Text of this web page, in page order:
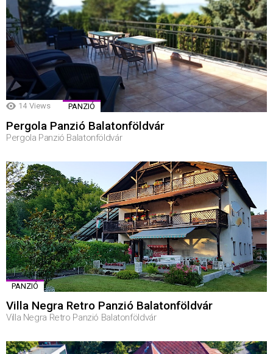
14 Views PANZIÓ
Pergola Panzió Balatonföldvár
Pergola Panzió Balatonföldvár
PANZIÓ
Villa Negra Retro Panzió Balatonföldvár
Villa Negra Retro Panzió Balatonföldvár